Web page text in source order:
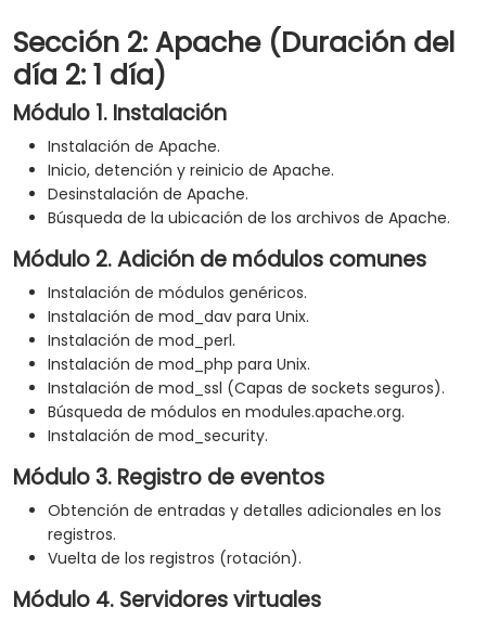
Sección 2: Apache (Duración del
día 2: 1 día)
Módulo 1. Instalación
Instalación de Apache.
Inicio, detención y reinicio de Apache.
Desinstalación de Apache.
Búsqueda de la ubicación de los archivos de Apache.
Módulo 2. Adición de módulos comunes
Instalación de módulos genéricos.
Instalación de mod_dav para Unix.
Instalación de mod_perl.
Instalación de mod_php para Unix.
Instalación de mod_ssl (Capas de sockets seguros).
Búsqueda de módulos en modules.apache.org.
Instalación de mod_security.
Módulo 3. Registro de eventos
Obtención de entradas y detalles adicionales en los
registros.
Vuelta de los registros (rotación).
Módulo 4. Servidores virtuales